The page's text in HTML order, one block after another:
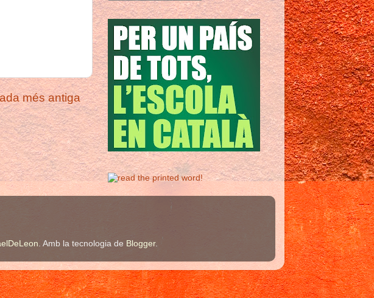
més antiga
. Amb la tecnologia de Blogger.